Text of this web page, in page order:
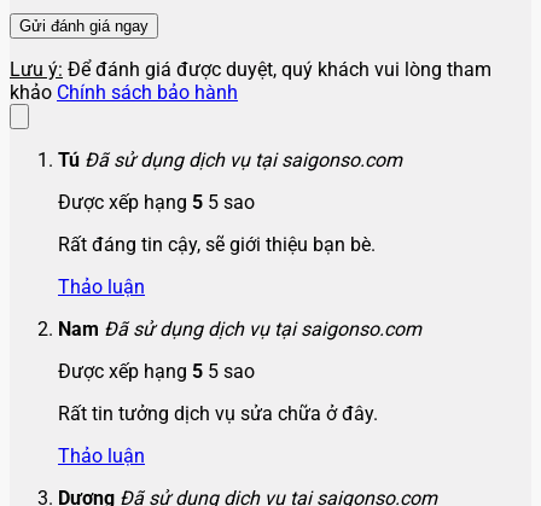
Lưu ý: Để đánh giá được duyệt, quý khách vui lòng tham
khảo Chính sách bảo hành
Tú Đã sử dụng dịch vụ tại saigonso.com
Được xếp hạng 5 5 sao
Rất đáng tin cậy, sẽ giới thiệu bạn bè.
Thảo luận
Nam Đã sử dụng dịch vụ tại saigonso.com
Được xếp hạng 5 5 sao
Rất tin tưởng dịch vụ sửa chữa ở đây.
Thảo luận
Dương Đã sử dụng dịch vụ tại saigonso.com